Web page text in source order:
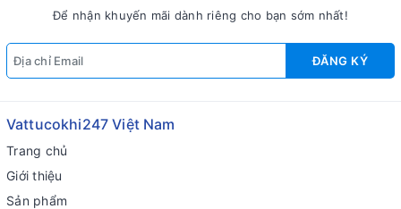
Để nhận khuyến mãi dành riêng cho bạn sớm nhất!
ĐĂNG KÝ
Vattucokhi247 Việt Nam
Trang chủ
Giới thiệu
Sản phẩm